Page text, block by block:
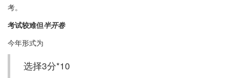
考。
考试较难但半开卷
今年形式为
选择3分*10